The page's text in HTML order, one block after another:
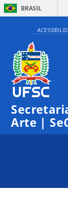
BRASIL
Arte |